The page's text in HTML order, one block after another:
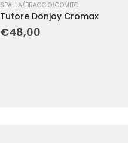
SPALLA/BRACCIO/GOMITO
Tutore Donjoy Cromax
€48,00